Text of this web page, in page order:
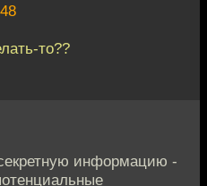
то??
информацию -